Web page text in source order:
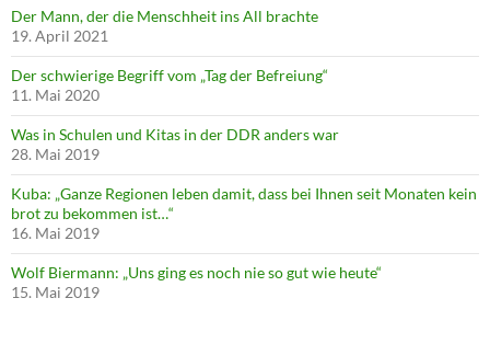
Der Mann, der die Menschheit ins All brachte
19. April 2021
Der schwierige Begriff vom „Tag der Befreiung“
11. Mai 2020
Was in Schulen und Kitas in der DDR anders war
28. Mai 2019
Kuba: „Ganze Regionen leben damit, dass bei Ihnen seit Monaten kein
brot zu bekommen ist…“
16. Mai 2019
Wolf Biermann: „Uns ging es noch nie so gut wie heute“
15. Mai 2019